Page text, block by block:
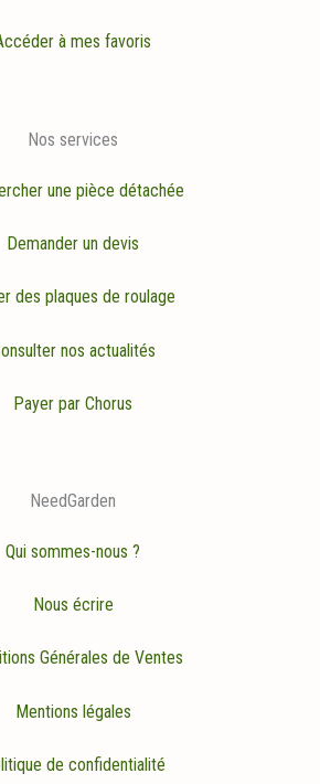
à mes favoris
Nos services
une pièce détachée
Demander un devis
des plaques de roulage
nos actualités
Payer par Chorus
NeedGarden
Qui sommes-nous ?
Nous écrire
Générales de Ventes
Mentions légales
de confidentialité